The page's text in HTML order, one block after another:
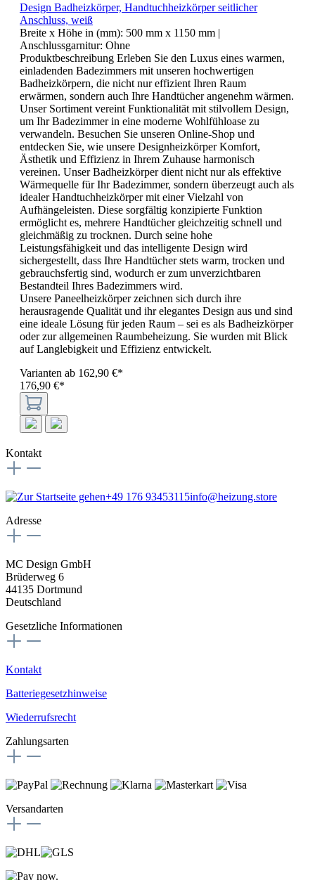
Design Badheizkörper, Handtuchheizkörper seitlicher
Anschluss, weiß
Breite x Höhe in (mm): 500 mm x 1150 mm |
Anschlussgarnitur: Ohne
Produktbeschreibung Erleben Sie den Luxus eines warmen,
einladenden Badezimmers mit unseren hochwertigen
Badheizkörpern, die nicht nur effizient Ihren Raum
erwärmen, sondern auch Ihre Handtücher angenehm wärmen.
Unser Sortiment vereint Funktionalität mit stilvollem Design,
um Ihr Badezimmer in eine moderne Wohlfühloase zu
verwandeln. Besuchen Sie unseren Online-Shop und
entdecken Sie, wie unsere Designheizkörper Komfort,
Ästhetik und Effizienz in Ihrem Zuhause harmonisch
vereinen. Unser Badheizkörper dient nicht nur als effektive
Wärmequelle für Ihr Badezimmer, sondern überzeugt auch als
idealer Handtuchheizkörper mit einer Vielzahl von
Aufhängeleisten. Diese sorgfältig konzipierte Funktion
ermöglicht es, mehrere Handtücher gleichzeitig schnell und
gleichmäßig zu trocknen. Durch seine hohe
Leistungsfähigkeit und das intelligente Design wird
sichergestellt, dass Ihre Handtücher stets warm, trocken und
gebrauchsfertig sind, wodurch er zum unverzichtbaren
Bestandteil Ihres Badezimmers wird.
Unsere Paneelheizkörper zeichnen sich durch ihre
herausragende Qualität und ihr elegantes Design aus und sind
eine ideale Lösung für jeden Raum – sei es als Badheizkörper
oder zur allgemeinen Raumbeheizung. Sie wurden mit Blick
auf Langlebigkeit und Effizienz entwickelt.
Varianten ab 162,90 €*
176,90 €*
Kontakt
+49 176 93453115info@heizung.store
Adresse
MC Design GmbH
Brüderweg 6
44135 Dortmund
Deutschland
Gesetzliche Informationen
Kontakt
Batteriegesetzhinweise
Wiederrufsrecht
Zahlungsarten
Versandarten